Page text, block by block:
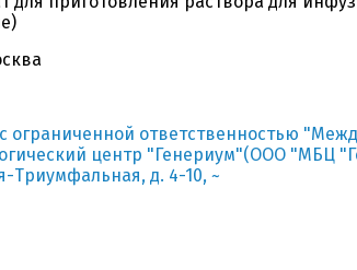
ограниченной ответственностью
центр "Генериум"(ООО "МБЦ
Триумфальная, д. 4-10, ~